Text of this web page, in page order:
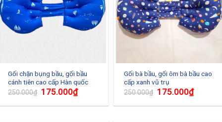
Gối chặn bụng bầu, gối bầu
cánh tiên cao cấp Hàn quốc
250.000₫ 175.000₫
Gối bà bầu, gối ôm bà bầu cao
cấp xanh vũ trụ
250.000₫ 175.000₫